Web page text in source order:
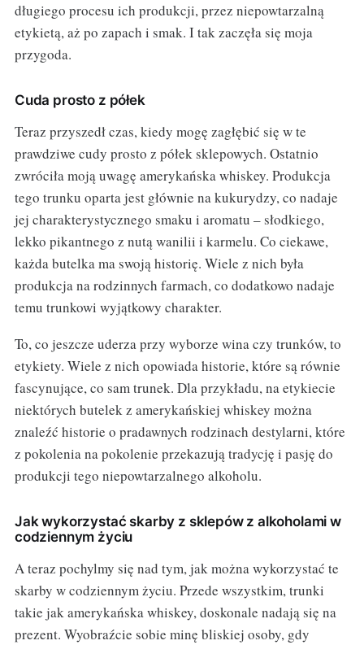
długiego procesu ich produkcji, przez niepowtarzalną
etykietą, aż po zapach i smak. I tak zaczęła się moja
przygoda.
Cuda prosto z półek
Teraz przyszedł czas, kiedy mogę zagłębić się w te
prawdziwe cudy prosto z półek sklepowych. Ostatnio
zwróciła moją uwagę amerykańska whiskey. Produkcja
tego trunku oparta jest głównie na kukurydzy, co nadaje
jej charakterystycznego smaku i aromatu – słodkiego,
lekko pikantnego z nutą wanilii i karmelu. Co ciekawe,
każda butelka ma swoją historię. Wiele z nich była
produkcja na rodzinnych farmach, co dodatkowo nadaje
temu trunkowi wyjątkowy charakter.
To, co jeszcze uderza przy wyborze wina czy trunków, to
etykiety. Wiele z nich opowiada historie, które są równie
fascynujące, co sam trunek. Dla przykładu, na etykiecie
niektórych butelek z amerykańskiej whiskey można
znaleźć historie o pradawnych rodzinach destylarni, które
z pokolenia na pokolenie przekazują tradycję i pasję do
produkcji tego niepowtarzalnego alkoholu.
Jak wykorzystać skarby z sklepów z alkoholami w
codziennym życiu
A teraz pochylmy się nad tym, jak można wykorzystać te
skarby w codziennym życiu. Przede wszystkim, trunki
takie jak amerykańska whiskey, doskonale nadają się na
prezent. Wyobraźcie sobie minę bliskiej osoby, gdy